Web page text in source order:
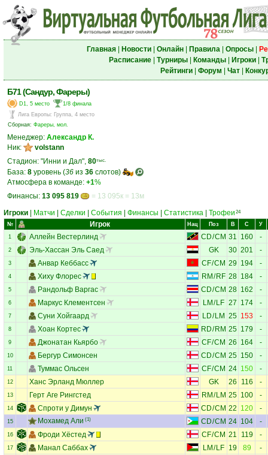
Главная| Новости| Онлайн| Правила| Опросы|
Расписание| Турниры| Команды| Игроки|
Рейтинги| Форум Чат|
Б71 (Сандур, Фареры)
D1, 5 место
1/8 финала
Лига Европы: Группа, 4 место
Сборная: Фареры, мол.
Менеджер: Александр К.
Ник:
volstann
Стадион: "Инни и Дал", 80тыс.
База: 8 уровень (36 из 36 слотов)
Атмосфера в команде: +1%
Финансы: 13 095 819
= 13 095к = 13м
Игроки
Матчи Сделки События Финансы Статистика Трофеи 24
№ Игрок Нац Поз В С У
1 Аллейн Вестерлинд CD/CM 31 160 -
2 Эль-Хассан Эль Саед GK 30 201 -
3 Анвар Кеббасс CF/CM 29 194 -
4 Хиху Флорес RM / RF 28 184 -
5 Рандольф Варгас CD/CM 28 162 -
6 Маркус Клементсен LM / LF 27 174 -
7 Суни Хойгаард LD/ LM 25 153 -
8 Хоан Кортес RD/ RM 25 179 -
9 Джонатан Кьярбо CF/CM 26 164 -
10 Бергур Симонсен CD/CM 25 150 -
11 Туммас Ольсен CF/CM 24 150 -
12 Ханс Эрланд Мюллер GK 26 116 -
13 Герт Аге Рингстед RM /LM 25 100 -
14 Спроти у Димун CD/CM 22 120 -
15 Мохамед Али (1) CD/CM 24 104 -
16 Фроди Хёстед CF/CM 21 119 -
17 Манал Саббах LM / LF 19 89 -